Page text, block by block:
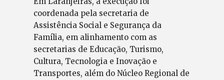
coordenada pela secretaria de
Assistência Social e Segurança da
Família, em alinhamento com as
secretarias de Educação, Turismo,
Cultura, Tecnologia e Inovação e
Transportes, além do Núcleo Regional de